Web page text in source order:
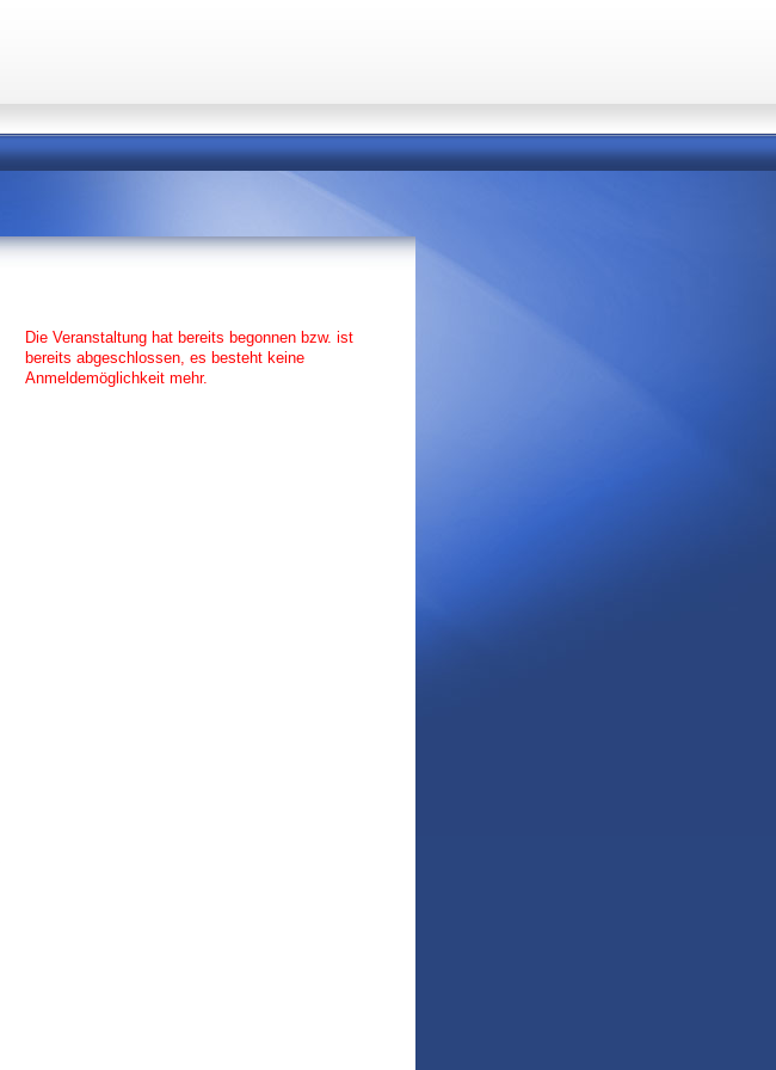
Die Veranstaltung hat bereits begonnen bzw. ist
bereits abgeschlossen, es besteht keine
Anmeldemöglichkeit mehr.